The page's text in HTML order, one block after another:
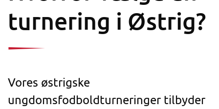
turnering i Østrig?
Vores østrigske
ungdomsfodboldturneringer tilbyder